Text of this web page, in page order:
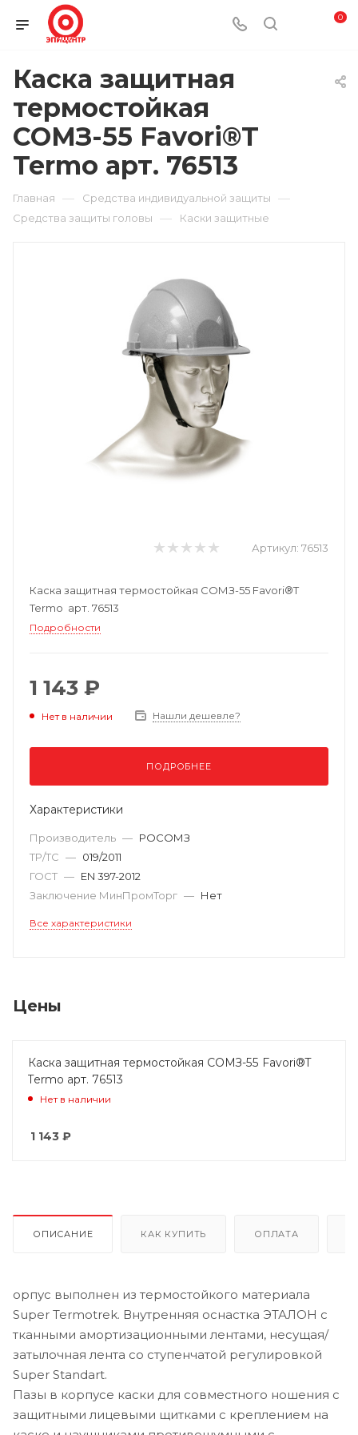
0
Каска защитная
термостойкая
СОМЗ-55 Favori®T
Termo арт. 76513
Главная — Средства индивидуальной защиты —
Средства защиты головы — Каски защитные
Артикул: 76513
Каска защитная термостойкая СОМЗ-55 Favori®T
Termo арт. 76513
Подробности
1 143 ₽
Нет в наличии Нашли дешевле?
ПОДРОБНЕЕ
Характеристики
Производитель — РОСОМЗ
ТР/ТС — 019/2011
ГОСТ — EN 397-2012
Заключение МинПромТорг — Нет
Все характеристики
Цены
Каска защитная термостойкая СОМЗ-55 Favori®T
Termo арт. 76513
Нет в наличии
1 143 ₽
ОПИСАНИЕ КАК КУПИТЬ ОПЛАТА
орпус выполнен из термостойкого материала
Super Termotrek. Внутренняя оснастка ЭТАЛОН с
тканными амортизационными лентами, несущая/
затылочная лента со ступенчатой регулировкой
Super Standart.
Пазы в корпусе каски для совместного ношения с
защитными лицевыми щитками с креплением на